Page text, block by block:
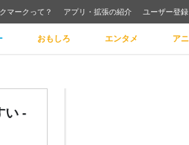
マークって？ アプリ・拡張の紹介 ユーザー登録
おもしろ エンタメ ア
い -